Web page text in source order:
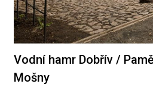
Vodní hamr Dobřív /
Mošny